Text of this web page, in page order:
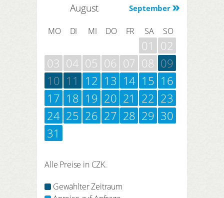
September
August
MO DI MI DO FR SA SO
01
02
03 04 05 06 07 08 09
10 11 12 13 14 15 16
17 18 19 20 21 22 23
24 25 26 27 28 29 30
31
Alle Preise in CZK.
Gewählter Zeitraum